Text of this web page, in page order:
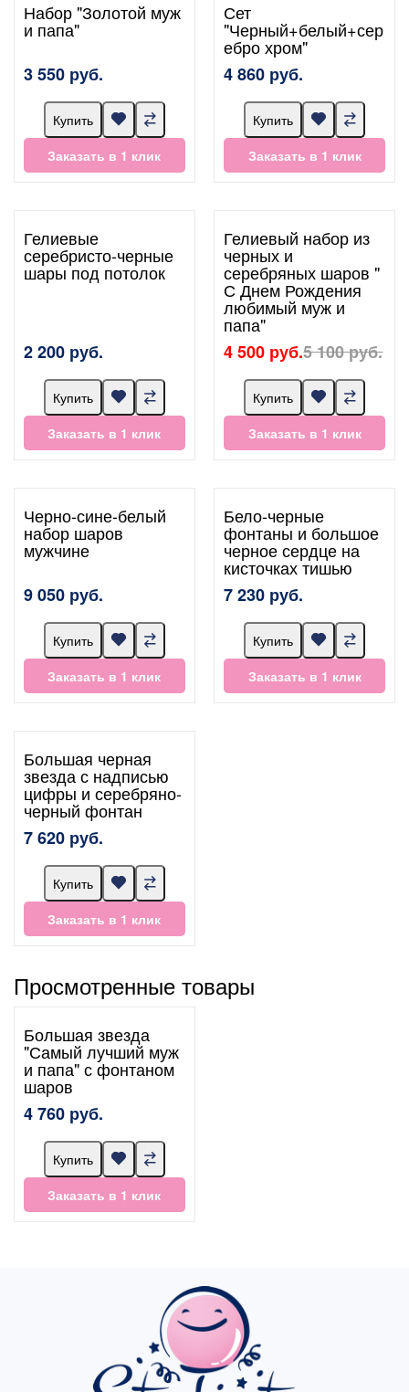
Набор "Золотой муж
и папа"
3 550 руб.
Купить
Заказать в 1 клик
Сет
"Черный+белый+сер
ебро хром"
4 860 руб.
Купить
Заказать в 1 клик
Гелиевые
серебристо-черные
шары под потолок
2 200 руб.
Купить
Заказать в 1 клик
Гелиевый набор из
черных и
серебряных шаров "
С Днем Рождения
любимый муж и
папа"
4 500 руб.5 100 руб.
Купить
Заказать в 1 клик
Черно-сине-белый
набор шаров
мужчине
9 050 руб.
Купить
Заказать в 1 клик
Бело-черные
фонтаны и большое
черное сердце на
кисточках тишью
7 230 руб.
Купить
Заказать в 1 клик
Большая черная
звезда с надписью
цифры и серебряно-
черный фонтан
7 620 руб.
Купить
Заказать в 1 клик
Просмотренные товары
Большая звезда
"Самый лучший муж
и папа" с фонтаном
шаров
4 760 руб.
Купить
Заказать в 1 клик